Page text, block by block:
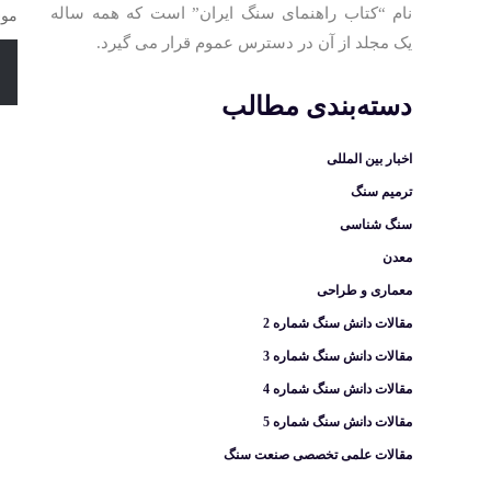
نام “کتاب راهنمای سنگ ایران” است که همه ساله
یک مجلد از آن در دسترس عموم قرار می گیرد.
دسته‌بندی مطالب
اخبار بین المللی
ترمیم سنگ
سنگ شناسی
معدن
معماری و طراحی
مقالات دانش سنگ شماره 2
مقالات دانش سنگ شماره 3
مقالات دانش سنگ شماره 4
مقالات دانش سنگ شماره 5
مقالات علمی تخصصی صنعت سنگ